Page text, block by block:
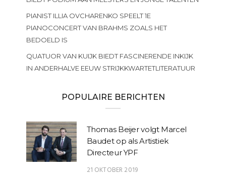
PIANIST ILLIA OVCHARENKO SPEELT 1E
PIANOCONCERT VAN BRAHMS ZOALS HET
BEDOELD IS
QUATUOR VAN KUIJK BIEDT FASCINERENDE INKIJK
IN ANDERHALVE EEUW STRIJKKWARTETLITERATUUR
POPULAIRE BERICHTEN
Thomas Beijer volgt Marcel
Baudet op als Artistiek
Directeur YPF
21 OKTOBER 2019